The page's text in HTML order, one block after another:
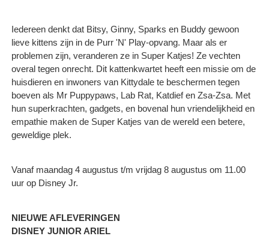
Iedereen denkt dat Bitsy, Ginny, Sparks en Buddy gewoon
lieve kittens zijn in de Purr 'N' Play-opvang. Maar als er
problemen zijn, veranderen ze in Super Katjes! Ze vechten
overal tegen onrecht. Dit kattenkwartet heeft een missie om de
huisdieren en inwoners van Kittydale te beschermen tegen
boeven als Mr Puppypaws, Lab Rat, Katdief en Zsa-Zsa. Met
hun superkrachten, gadgets, en bovenal hun vriendelijkheid en
empathie maken de Super Katjes van de wereld een betere,
geweldige plek.
Vanaf maandag 4 augustus t/m vrijdag 8 augustus om 11.00
uur op Disney Jr.
NIEUWE AFLEVERINGEN
DISNEY JUNIOR ARIEL